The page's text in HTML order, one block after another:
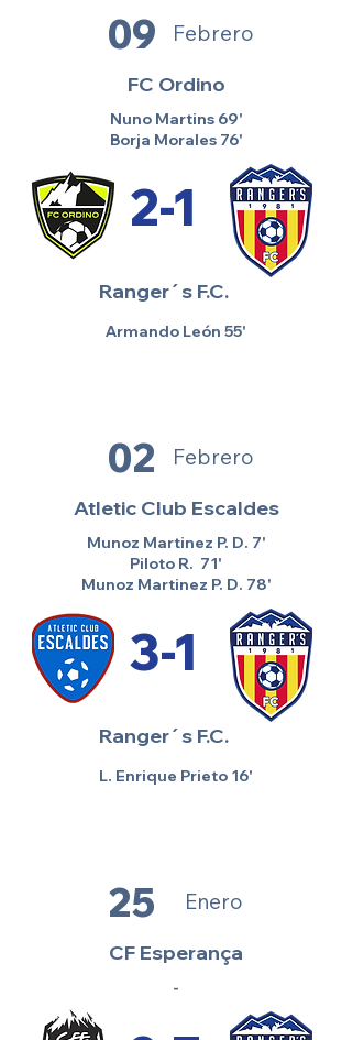
09 Febrero
FC Ordino
Nuno Martins 69'
Borja Morales 76'
2-1
Ranger´s F.C.
Armando León 55'
02 Febrero
Atletic Club Escaldes
Munoz Martinez P. D. 7'
Piloto R. 71'
Munoz Martinez P. D. 78'
3-1
Ranger´s F.C.
L. Enrique Prieto 16'
25 Enero
CF Esperança
-